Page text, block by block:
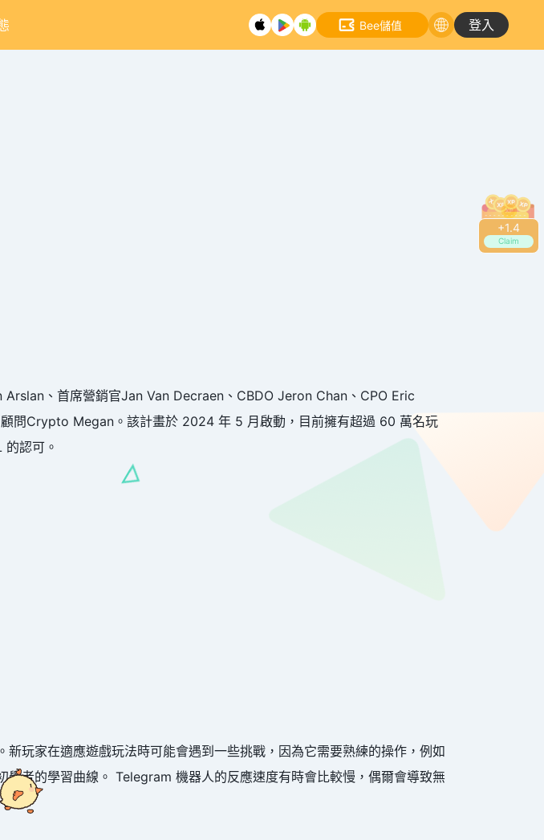
+1.6
Claim
Bee儲值 登入
、首席營銷官Jan Van Decraen、CBDO Jeron Chan、CPO Eric
問Crypto Megan。該計畫於 2024 年 5 月啟動，目前擁有超過 60 萬名玩
認可。
玩家在適應遊戲玩法時可能會遇到一些挑戰，因為它需要熟練的操作，例如
者的學習曲線。 Telegram 機器人的反應速度有時會比較慢，偶爾會導致無